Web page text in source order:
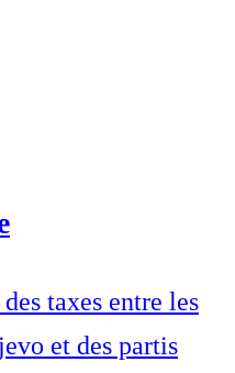
taxes entre les
et des partis